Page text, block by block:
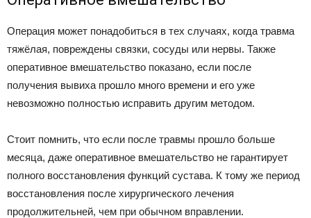
Операция может понадобиться в тех случаях, когда травма
тяжёлая, повреждены связки, сосуды или нервы. Также
оперативное вмешательство показано, если после
получения вывиха прошло много времени и его уже
невозможно полностью исправить другим методом.
Стоит помнить, что если после травмы прошло больше
месяца, даже оперативное вмешательство не гарантирует
полного восстановления функций сустава. К тому же период
восстановления после хирургического лечения
продолжительней, чем при обычном вправлении.